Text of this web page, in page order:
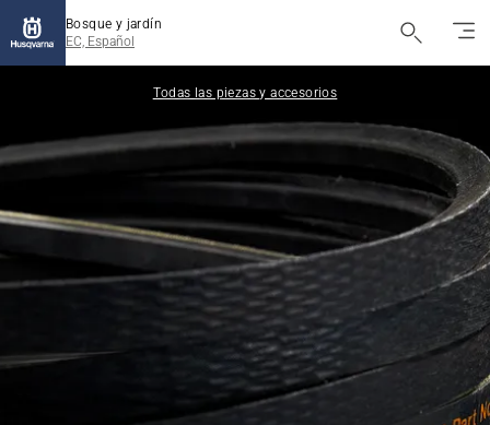
Bosque y jardín
EC, Español
Todas las piezas y accesorios